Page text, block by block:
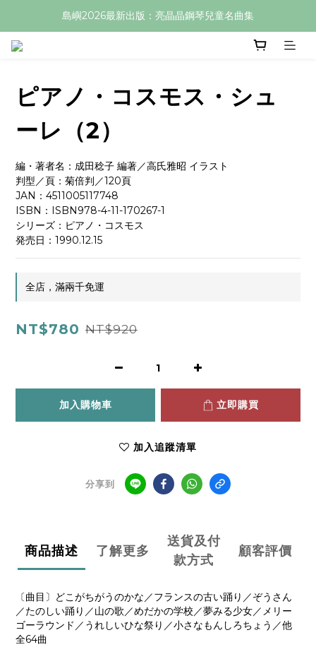
島嶼2026最新出版：亮晶晶鋼琴兒童名曲集
ピアノ・コスモス・シュ
ーレ（2）
編・著者名：成田稔子 編著／高氏雅昭 イラスト
判型／頁：菊倍判／120頁
JAN：4511005117748
ISBN：ISBN978-4-11-170267-1
シリーズ：ピアノ・コスモス
発売日：1990.12.15
全店，滿兩千免運
NT$780 NT$920
加入購物車 立即購買
加入追蹤清單
分享到
商品描述 了解更多
送貨及付
款方式
顧客評價
〔曲目〕どこがちがうのかな／フランスの古い踊り／ぞうさん
／たのしい踊り／山の歌／めだかの学校／夢みる少女／メリー
ゴーラウンド／うれしいひな祭り／小さなもんしろちょう／他
全64曲